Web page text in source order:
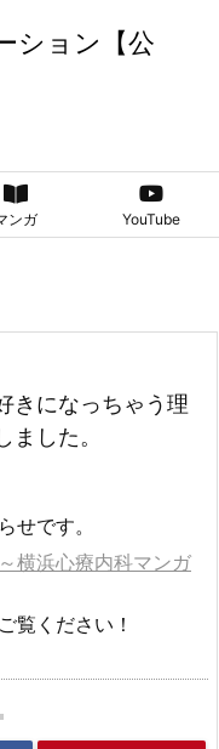
ション【公
ンガ YouTube
きになっちゃう理
した。
せです。
横浜心療内科マンガ
覧ください！